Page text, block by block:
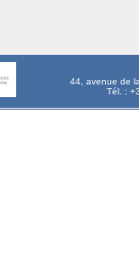
44, avenue de
Tél. :